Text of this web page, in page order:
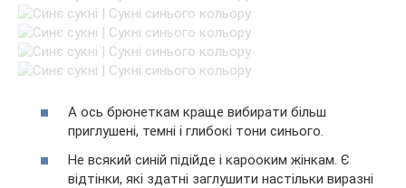
А ось брюнеткам краще вибирати більш
приглушені, темні і глибокі тони синього.
Не всякий синій підійде і карооким жінкам. Є
відтінки, які здатні заглушити настільки виразні